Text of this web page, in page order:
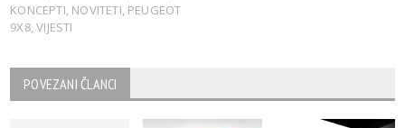
KONCEPTI, NOVITETI, PEUGEOT
9X8,VIJESTI
POVEZANI ČLANCI